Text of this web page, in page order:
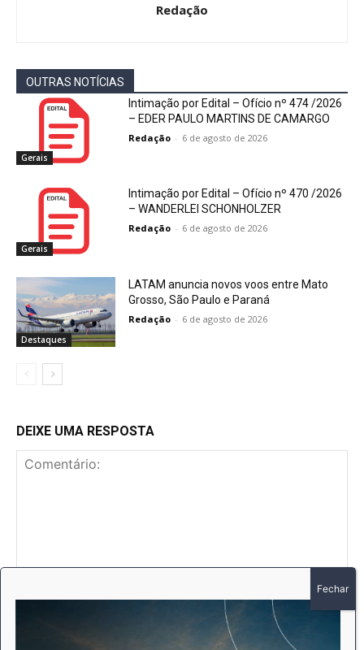
Redação
OUTRAS NOTÍCIAS
Gerais
Intimação por Edital – Ofício nº 474 /2026
– EDER PAULO MARTINS DE CAMARGO
Redação - 6 de agosto de 2026
Gerais
Intimação por Edital – Ofício nº 470 /2026
– WANDERLEI SCHONHOLZER
Redação - 6 de agosto de 2026
Destaques
LATAM anuncia novos voos entre Mato
Grosso, São Paulo e Paraná
Redação - 6 de agosto de 2026
DEIXE UMA RESPOSTA